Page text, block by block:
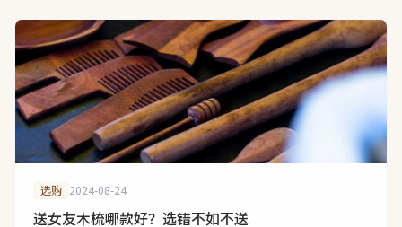
选购 2024-08-24
送女友木梳哪款好？选错不如不送